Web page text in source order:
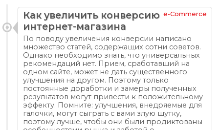
e-Commerce
Как увеличить конверсию
интернет-магазина
По поводу увеличения конверсии написано
множество статей, содержащих сотни советов.
Однако необходимо знать, что универсальных
рекомендаций нет. Прием, сработавший на
одном сайте, может не дать существенного
улучшения на другом. Поэтому только
постоянные доработки и замеры полученных
результатов могут привести к положительному
эффекту. Помните: улучшения, внедряемые для
галочки, могут сыграть с вами злую шутку,
поэтому лучше, чтобы они были продиктованы